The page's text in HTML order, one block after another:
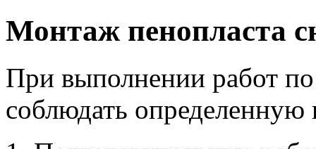
Монтаж пенопласта
При выполнении работ
соблюдать определенную